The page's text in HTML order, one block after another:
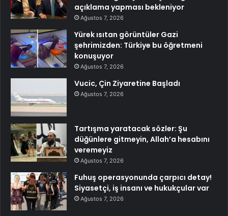
açıklama yapması bekleniyor
Ağustos 7, 2026
Yürek ısıtan görüntüler Gazi
şehrimizden: Türkiye bu öğretmeni
konuşuyor
Ağustos 7, 2026
Vucic, Çin Ziyaretine Başladı
Ağustos 7, 2026
Tartışma yaratacak sözler: Şu
düğünlere gitmeyin, Allah’a hesabını
veremeyiz
Ağustos 7, 2026
Fuhuş operasyonunda çarpıcı detay!
Siyasetçi, iş insanı ve hukukçular var
Ağustos 7, 2026